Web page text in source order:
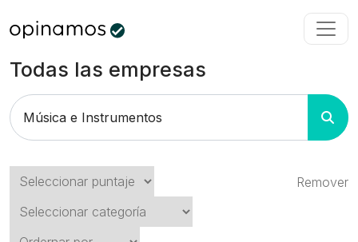
Todas las empresas
Remover